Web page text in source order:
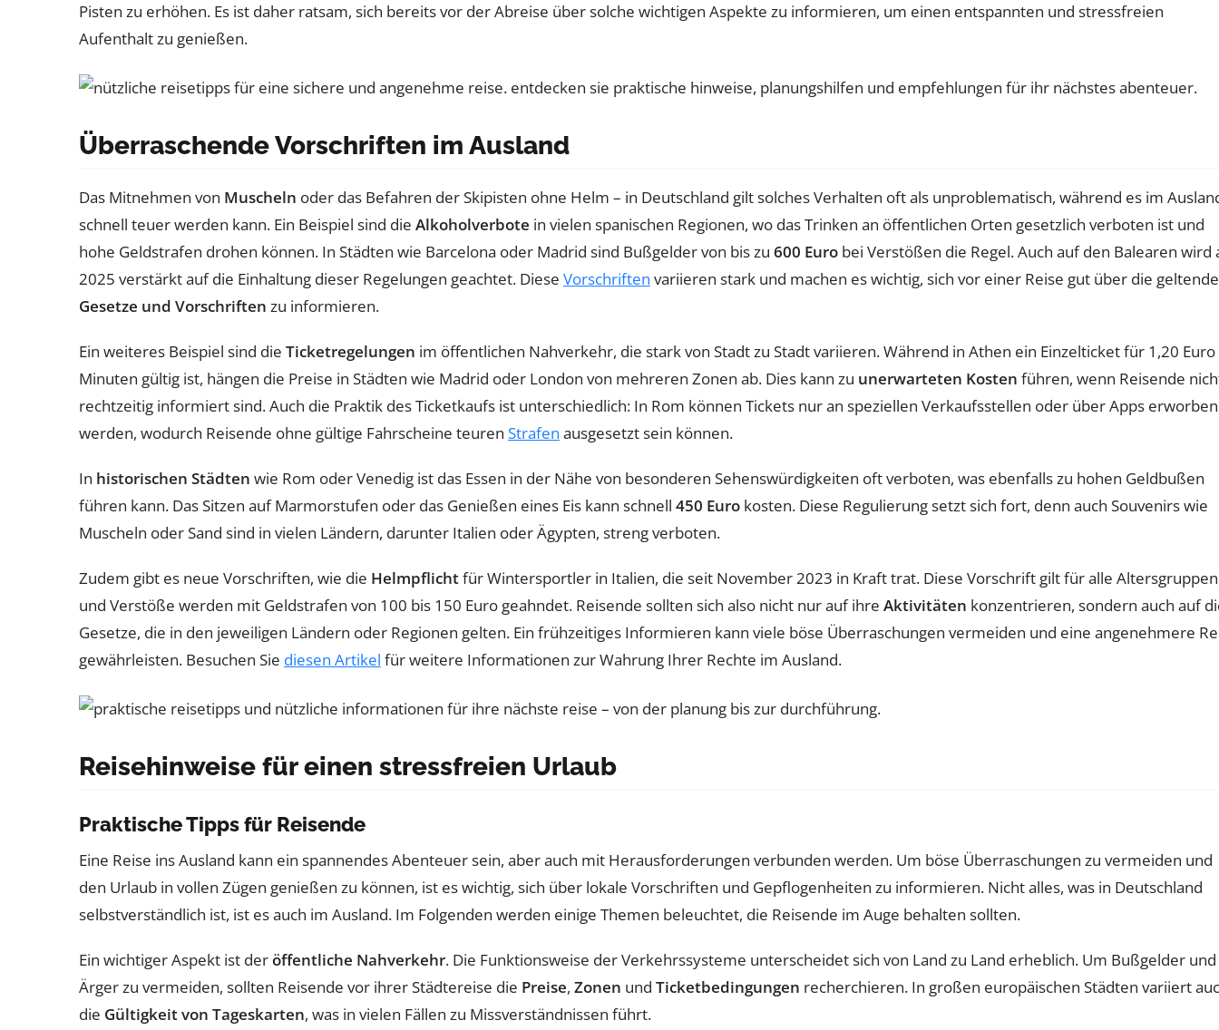
Pisten zu erhöhen. Es ist daher ratsam, sich bereits vor der Abreise über solche wichtigen Aspekte zu informieren, um einen entspannten und stressfreien
Aufenthalt zu genießen.
Überraschende Vorschriften im Ausland
Das Mitnehmen von Muscheln oder das Befahren der Skipisten ohne Helm – in Deutschland gilt solches Verhalten oft als unproblematisch, während es im
schnell teuer werden kann. Ein Beispiel sind die Alkoholverbote in vielen spanischen Regionen, wo das Trinken an öffentlichen Orten gesetzlich verboten ist und
hohe Geldstrafen drohen können. In Städten wie Barcelona oder Madrid sind Bußgelder von bis zu 600 Euro bei Verstößen die Regel. Auch auf den Balearen wird
2025 verstärkt auf die Einhaltung dieser Regelungen geachtet. Diese Vorschriften variieren stark und machen es wichtig, sich vor einer Reise gut über die
Gesetze und Vorschriften zu informieren.
Ein weiteres Beispiel sind die Ticketregelungen im öffentlichen Nahverkehr, die stark von Stadt zu Stadt variieren. Während in Athen ein Einzelticket für 1,20
Minuten gültig ist, hängen die Preise in Städten wie Madrid oder London von mehreren Zonen ab. Dies kann zu unerwarteten Kosten führen, wenn Reisende
rechtzeitig informiert sind. Auch die Praktik des Ticketkaufs ist unterschiedlich: In Rom können Tickets nur an speziellen Verkaufsstellen oder über Apps erworben
werden, wodurch Reisende ohne gültige Fahrscheine teuren Strafen ausgesetzt sein können.
In historischen Städten wie Rom oder Venedig ist das Essen in der Nähe von besonderen Sehenswürdigkeiten oft verboten, was ebenfalls zu hohen Geldbußen
führen kann. Das Sitzen auf Marmorstufen oder das Genießen eines Eis kann schnell 450 Euro kosten. Diese Regulierung setzt sich fort, denn auch Souvenirs wie
Muscheln oder Sand sind in vielen Ländern, darunter Italien oder Ägypten, streng verboten.
Zudem gibt es neue Vorschriften, wie die Helmpflichtfür Wintersportler in Italien, die seit November 2023 in Kraft trat. Diese Vorschrift gilt für alle Altersgruppen
und Verstöße werden mit Geldstrafen von 100 bis 150 Euro geahndet. Reisende sollten sich also nicht nur auf ihre Aktivitäten konzentrieren, sondern auch auf
Gesetze, die in den jeweiligen Ländern oder Regionen gelten. Ein frühzeitiges Informieren kann viele böse Überraschungen vermeiden und eine angenehmere
gewährleisten. Besuchen Sie diesen Artikel für weitere Informationen zur Wahrung Ihrer Rechte im Ausland.
Reisehinweise für einen stressfreien Urlaub
Praktische Tipps für Reisende
Eine Reise ins Ausland kann ein spannendes Abenteuer sein, aber auch mit Herausforderungen verbunden werden. Um böse Überraschungen zu vermeiden und
den Urlaub in vollen Zügen genießen zu können, ist es wichtig, sich über lokale Vorschriften und Gepflogenheiten zu informieren. Nicht alles, was in Deutschland
selbstverständlich ist, ist es auch im Ausland. Im Folgenden werden einige Themen beleuchtet, die Reisende im Auge behalten sollten.
Ein wichtiger Aspekt ist deröffentliche Nahverkehr. Die Funktionsweise der Verkehrssysteme unterscheidet sich von Land zu Land erheblich. Um Bußgelder und
Ärger zu vermeiden, sollten Reisende vor ihrer Städtereise die Preise, Zonen und Ticketbedingungen recherchieren. In großen europäischen Städten variiert
die Gültigkeit von Tageskarten, was in vielen Fällen zu Missverständnissen führt.